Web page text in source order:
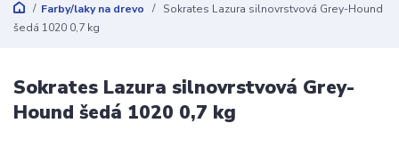
Farby/laky na drevo
Sokrates Lazura silnovrstvová Grey-Hound
šedá 1020 0,7 kg
Sokrates Lazura silnovrstvová Grey-
Hound šedá 1020 0,7 kg